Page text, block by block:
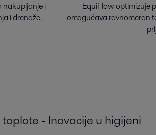
nakupljanje i
i drenaže.
EquiFlow optimizuje
omogućava ravnomeran
- Inovacije u higijeni